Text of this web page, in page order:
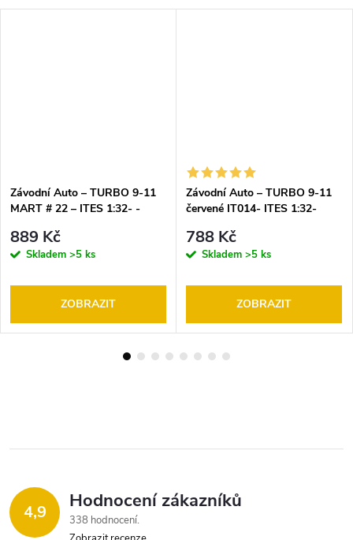
Závodní Auto – TURBO 9-11
MART # 22 – ITES 1:32- -
(Slot Racing Car)
889 Kč
Skladem >5 ks
ZOBRAZIT
Závodní Auto – TURBO 9-11
červené IT014- ITES 1:32-
(Slot Racing Car)
788 Kč
Skladem >5 ks
ZOBRAZIT
4,9 Hodnocení zákazníků
338 hodnocení